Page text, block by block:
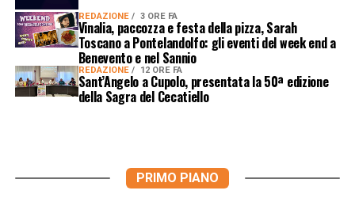
REDAZIONE 3 ORE FA
Vinalia, paccozza e festa della pizza, Sarah
Toscano a Pontelandolfo: gli eventi del week end a
Benevento e nel Sannio
REDAZIONE 12 ORE FA
Sant’Angelo a Cupolo, presentata la 50ª edizione
della Sagra del Cecatiello
PRIMO PIANO